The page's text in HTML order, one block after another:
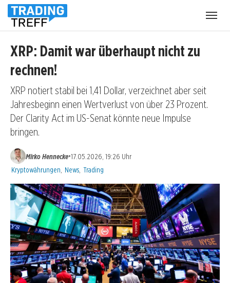
XRP: Damit war überhaupt nicht zu
rechnen!
XRP notiert stabil bei 1,41 Dollar, verzeichnet aber seit
Jahresbeginn einen Wertverlust von über 23 Prozent.
Der Clarity Act im US-Senat könnte neue Impulse
bringen.
Mirko Hennecke•17.05.2026, 19:26 Uhr
Kategorien:
Kryptowährungen News Trading